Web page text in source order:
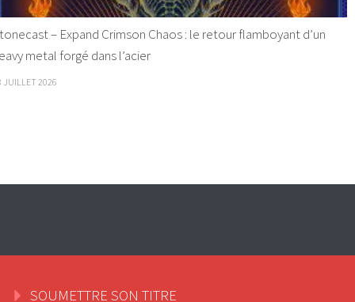
– Expand Crimson Chaos : le retour flamboyant d’un
metal forgé dans l’acier
JUILLET 2026
SOUMETTRE SON TITRE